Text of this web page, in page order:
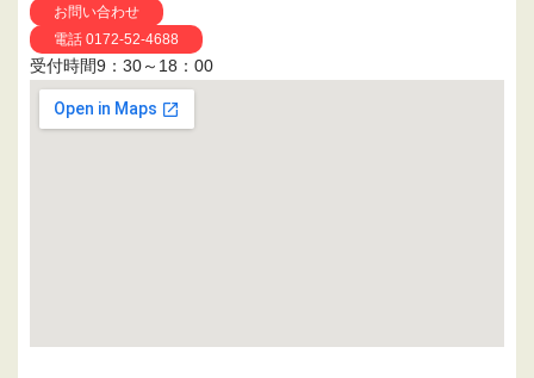
お問い合わせ
電話 0172-52-4688
受付時間9：30～18：00